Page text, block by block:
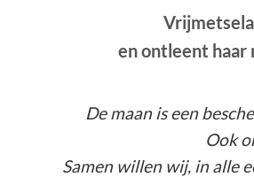
en ontleent haar
De maan is een
Ook
Samen willen wij, in alle